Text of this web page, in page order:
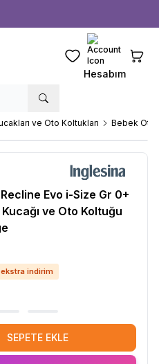
Favorilerim
Hesabım
ve Oto Koltukları Bebek Oto
Evo i-Size Gr 0+
ve Oto Koltuğu
ekstra indirim
SEPETE EKLE